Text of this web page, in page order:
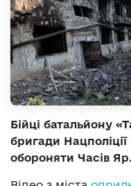
Бійці батальйону
бригади
обороняти Часів Яр.